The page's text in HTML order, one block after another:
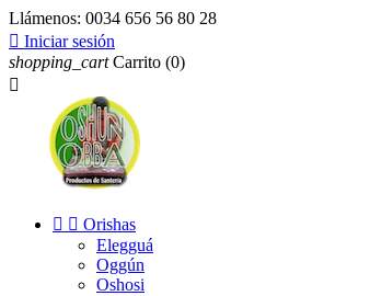
Llámenos: 0034 656 56 80 28
 Iniciar sesión
shopping_cart Carrito (0)

  Orishas
Elegguá
Oggún
Oshosi